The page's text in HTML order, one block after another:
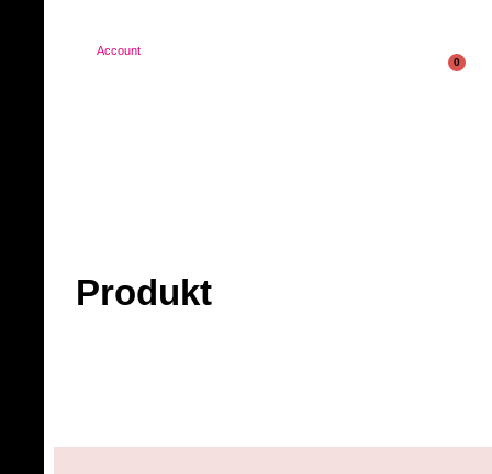
Account
0
Produkt